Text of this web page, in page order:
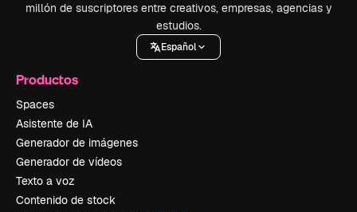
millón de suscriptores entre creativos, empresas, agencias y
estudios.
Español
Productos
Spaces
Asistente de IA
Generador de imágenes
Generador de vídeos
Texto a voz
Contenido de stock